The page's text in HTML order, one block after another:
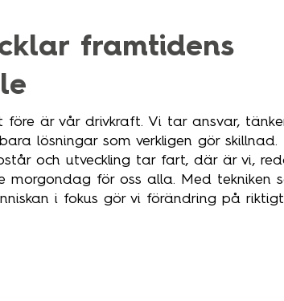
framtidens
är vår drivkraft. Vi tar ansvar,
lösningar som verkligen gör skillnad.
och utveckling tar fart, där är vi,
morgondag för oss alla. Med tekniken
i fokus gör vi förändring på